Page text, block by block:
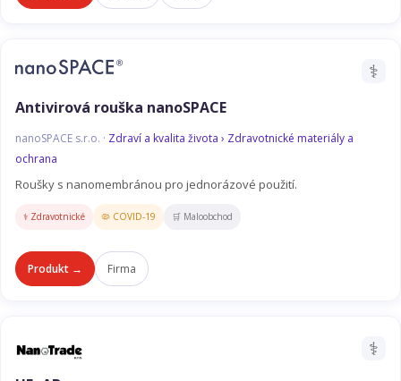
⚕️
Antivirová rouška nanoSPACE
nanoSPACE s.r.o. · Zdraví a kvalita života › Zdravotnické materiály a
ochrana
Roušky s nanomembránou pro jednorázové použití.
⚕️ Zdravotnické 🦠 COVID-19 🛒 Maloobchod
Produkt → Firma
⚕️